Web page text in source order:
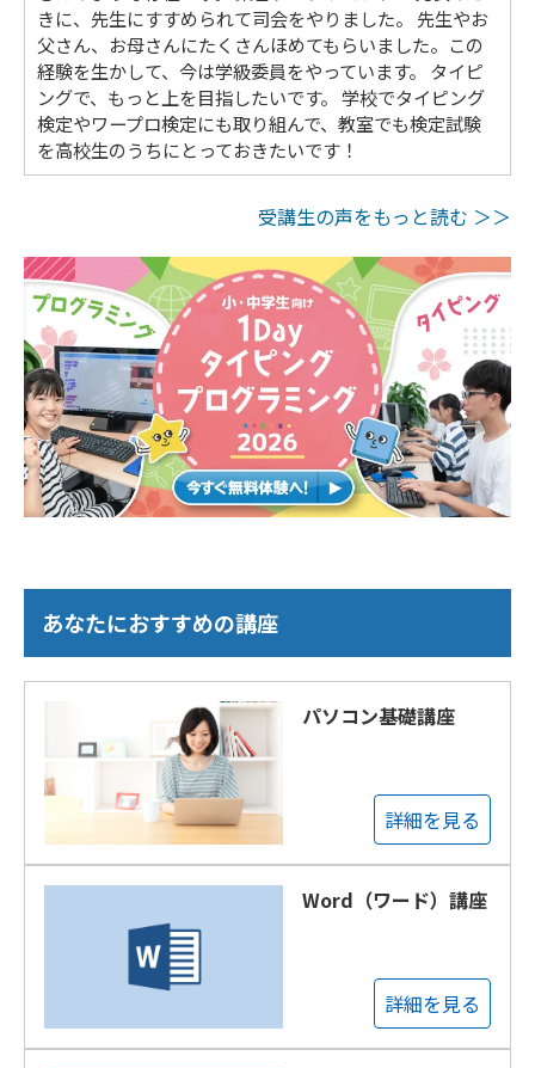
きに、先生にすすめられて司会をやりました。 先生やお
父さん、お母さんにたくさんほめてもらいました。この
経験を生かして、今は学級委員をやっています。 タイピ
ングで、もっと上を目指したいです。 学校でタイピング
検定やワープロ検定にも取り組んで、教室でも検定試験
を高校生のうちにとっておきたいです！
受講生の声をもっと読む ＞＞
あなたにおすすめの講座
パソコン基礎講座
詳細を見る
Word（ワード）講座
詳細を見る